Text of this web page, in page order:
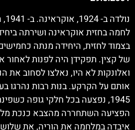
לחמה בחזית אוקראינה ושירתה
בצמוד לחזית, היחידה מנתה
של קצין. תפקידן היה לפנות
ואלונקות לא היו, נאלצו לסחוב את
אותם על הקרקע. בנות רבות נהרגו
1945, נפצעה בכל חלקי גופה
הפציעה השתחררה מהצבא כנכת
איבדה במלחמה את הוריה, את